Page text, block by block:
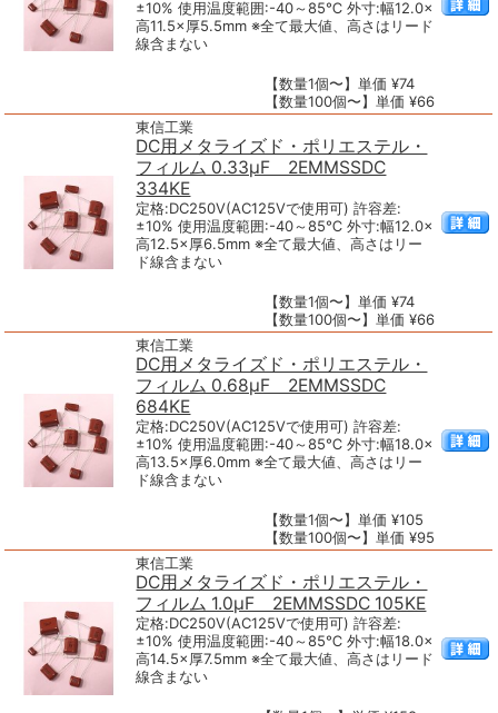
±10% 使用温度範囲:-40～85℃ 外寸:幅12.0×
高11.5×厚5.5mm ※全て最大値、高さはリード
線含まない
【数量1個〜】単価 ¥74
【数量100個〜】単価 ¥66
東信工業
DC用メタライズド・ポリエステル・
フィルム 0.33μF 2EMMSSDC
334KE
定格:DC250V(AC125Vで使用可) 許容差:
±10% 使用温度範囲:-40～85℃ 外寸:幅12.0×
高12.5×厚6.5mm ※全て最大値、高さはリー
ド線含まない
【数量1個〜】単価 ¥74
【数量100個〜】単価 ¥66
東信工業
DC用メタライズド・ポリエステル・
フィルム 0.68μF 2EMMSSDC
684KE
定格:DC250V(AC125Vで使用可) 許容差:
±10% 使用温度範囲:-40～85℃ 外寸:幅18.0×
高13.5×厚6.0mm ※全て最大値、高さはリー
ド線含まない
【数量1個〜】単価 ¥105
【数量100個〜】単価 ¥95
東信工業
DC用メタライズド・ポリエステル・
フィルム 1.0μF 2EMMSSDC 105KE
定格:DC250V(AC125Vで使用可) 許容差:
±10% 使用温度範囲:-40～85℃ 外寸:幅18.0×
高14.5×厚7.5mm ※全て最大値、高さはリード
線含まない